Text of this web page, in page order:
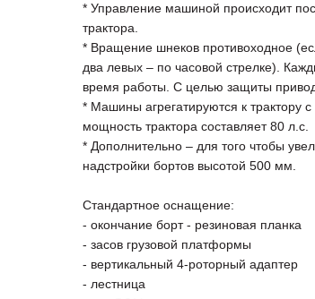
* Управление машиной происходит
трактора.
* Вращение шнеков противоходное
два левых – по часовой стрелке).
время работы. С целью защиты
* Машины агрегатируются к трактору
мощность трактора составляет 80 л.с.
* Дополнительно – для того чтобы
надстройки бортов высотой 500 мм.
Стандартное оснащение:
- окончание борт - резиновая планка
- засов грузовой платформы
- вертикальный 4-роторный адаптер
- лестница